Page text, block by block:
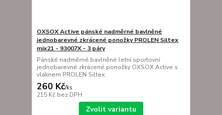
OXSOX Active pánské nadměrné bavlněné
jednobarevné zkrácené ponožky PROLEN Siltex
mix21 - 93007X - 3 páry
Pánské nadměrné bavlněné letní sportovní
jednobarevné zkrácené ponožky OXSOX Active s
vláknem PROLEN Siltex.
260 Kč/ks
215 Kč bez DPH
Zvolit variantu